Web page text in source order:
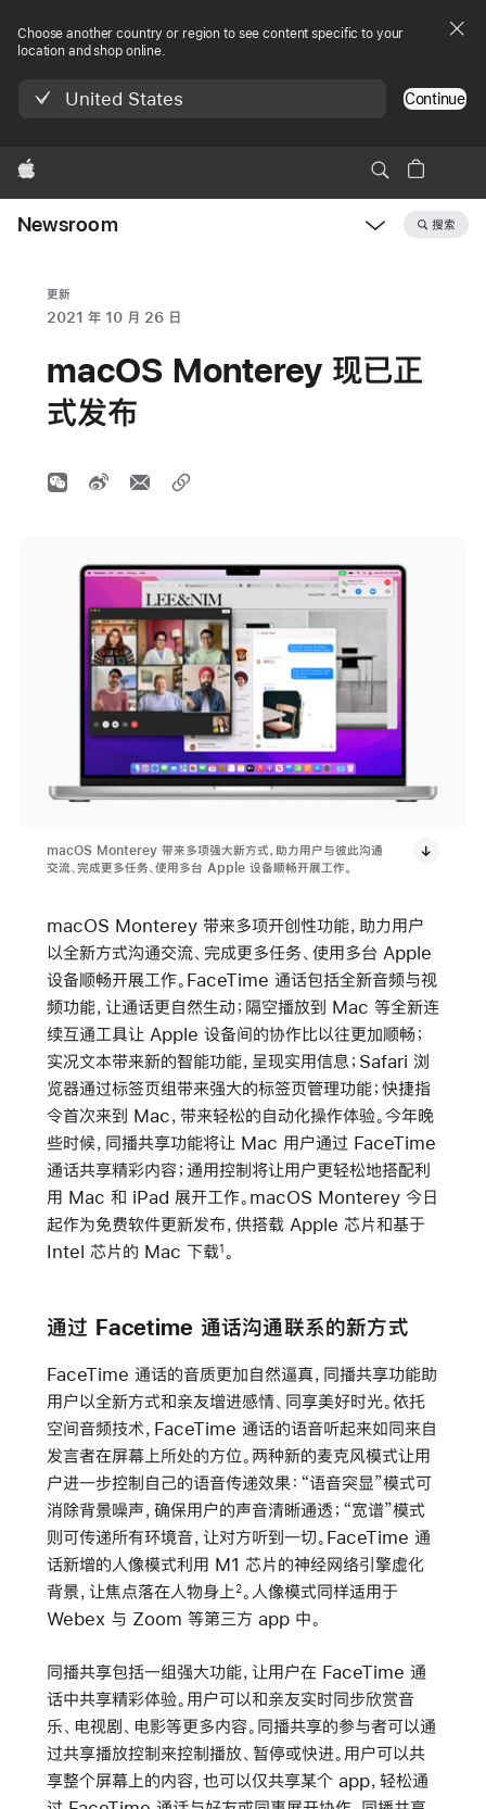
Choose another country or region to see content specific to your
location and shop online.
United States Continue
Apple
Newsroom 搜索
更新
2021 年 10 月 26 日
macOS Monterey 现已正
式发布
macOS Monterey 带来多项强大新方式，助力用户与彼此沟通
交流、完成更多任务、使用多台 Apple 设备顺畅开展工作。
macOS Monterey 带来多项开创性功能，助力用户
以全新方式沟通交流、完成更多任务、使用多台 Apple
设备顺畅开展工作。FaceTime 通话包括全新音频与视
频功能，让通话更自然生动；隔空播放到 Mac 等全新连
续互通工具让 Apple 设备间的协作比以往更加顺畅；
实况文本带来新的智能功能，呈现实用信息；Safari 浏
览器通过标签页组带来强大的标签页管理功能；快捷指
令首次来到 Mac，带来轻松的自动化操作体验。今年晚
些时候，同播共享功能将让 Mac 用户通过 FaceTime
通话共享精彩内容；通用控制将让用户更轻松地搭配利
用 Mac 和 iPad 展开工作。macOS Monterey 今日
起作为免费软件更新发布，供搭载 Apple 芯片和基于
Intel 芯片的 Mac 下载1 。
通过 Facetime 通话沟通联系的新方式
FaceTime 通话的音质更加自然逼真，同播共享功能助
用户以全新方式和亲友增进感情、同享美好时光。依托
空间音频技术，FaceTime 通话的语音听起来如同来自
发言者在屏幕上所处的方位。两种新的麦克风模式让用
户进一步控制自己的语音传递效果：“语音突显”模式可
消除背景噪声，确保用户的声音清晰通透；“宽谱”模式
则可传递所有环境音，让对方听到一切。FaceTime 通
话新增的人像模式利用 M1 芯片的神经网络引擎虚化
背景，让焦点落在人物身上 2。人像模式同样适用于
Webex 与 Zoom 等第三方 app 中。
同播共享包括一组强大功能，让用户在 FaceTime 通
话中共享精彩体验。用户可以和亲友实时同步欣赏音
乐、电视剧、电影等更多内容。同播共享的参与者可以通
过共享播放控制来控制播放、暂停或快进。用户可以共
享整个屏幕上的内容，也可以仅共享某个 app，轻松通